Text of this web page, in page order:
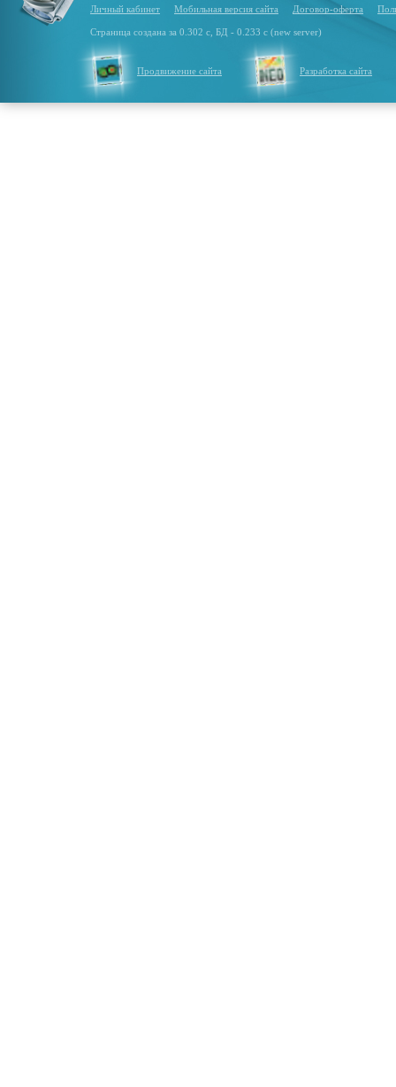
Личный кабинет Мобильная версия сайта Договор-оферта
Страница создана за 0.302 с, БД - 0.233 с (new server)
Продвижение сайта Разработка сайта